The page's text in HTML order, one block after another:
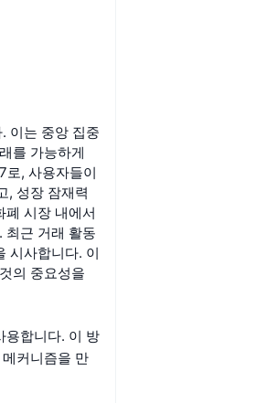
이는 중앙 집중
를 가능하게
, 사용자들이
, 성장 잠재력
폐 시장 내에서
최근 거래 활동
시사합니다. 이
의 중요성을
용합니다. 이 방
커니즘을 만